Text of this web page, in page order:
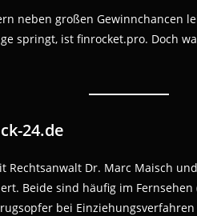
neben großen Gewinnchancen
springt, ist finrocket.pro. Doch
24.de
Dr. Marc Maisch
Beide sind häufig im Fernsehen
bei